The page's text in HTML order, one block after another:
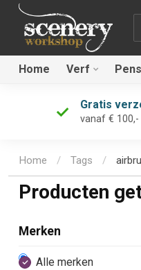
Home Verf
Gratis
vanaf € 100,-
Home / Tags /
Producten
Merken
Alle merken